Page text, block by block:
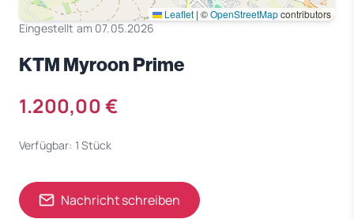
Leaflet | ©OpenStreetMapcontributors
Eingestellt am 07.05.2026
KTM Myroon Prime
1.200,00 €
Verfügbar: 1 Stück
Nachricht schreiben